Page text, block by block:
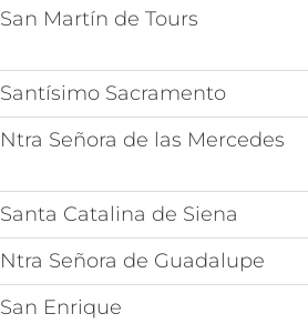
San Martín de Tours
Santísimo Sacramento
Ntra Señora de las Mercedes
Santa Catalina de Siena
Ntra Señora de Guadalupe
San Enrique